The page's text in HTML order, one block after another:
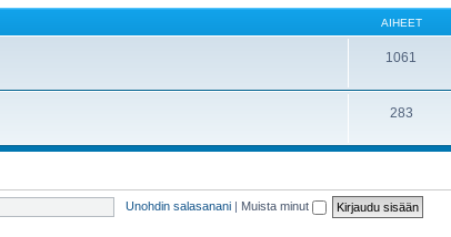
AIHEET
1061
283
Unohdin salasanani | Muista minut